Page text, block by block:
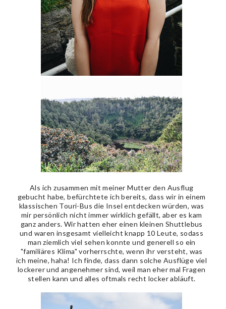
Als ich zusammen mit meiner Mutter den Ausflug
gebucht habe, befürchtete ich bereits, dass wir in einem
klassischen Touri-Bus die Insel entdecken würden, was
mir persönlich nicht immer wirklich gefällt, aber es kam
ganz anders. Wir hatten eher einen kleinen Shuttlebus
und waren insgesamt vielleicht knapp 10 Leute, sodass
man ziemlich viel sehen konnte und generell so ein
"familiäres Klima" vorherrschte, wenn ihr versteht, was
ich meine, haha! Ich finde, dass dann solche Ausflüge viel
lockerer und angenehmer sind, weil man eher mal Fragen
stellen kann und alles oftmals recht locker abläuft.